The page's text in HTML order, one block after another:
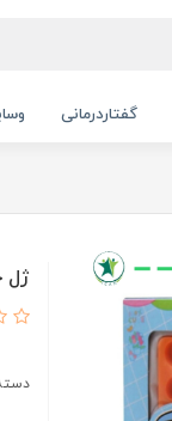
گفتاردرمانی
ژل